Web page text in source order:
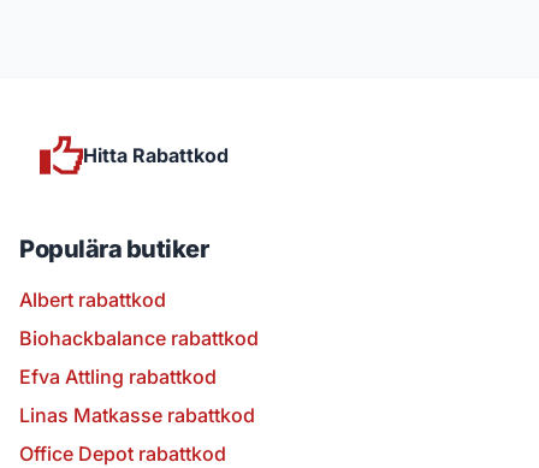
Hitta Rabattkod
Populära butiker
Albert rabattkod
Biohackbalance rabattkod
Efva Attling rabattkod
Linas Matkasse rabattkod
Office Depot rabattkod